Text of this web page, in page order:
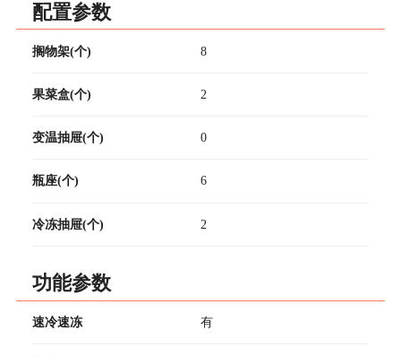
配置参数
搁物架(个) 8
果菜盒(个) 2
变温抽屉(个) 0
瓶座(个) 6
冷冻抽屉(个) 2
功能参数
速冷速冻 有